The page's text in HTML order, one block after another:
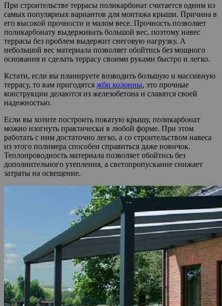
При строительстве террасы поликарбонат считается одним из
самых популярных вариантов для монтажа крыши. Причина в
его высокой прочности и малом весе. Прочность позволяет
поликарбонату выдерживать большой вес, поэтому навес
террасы без проблем выдержит снеговую нагрузку. А
небольшой вес материала позволяет обойтись без мощного
основания и сделать террасу своими руками быстро и легко.
Кстати, если вы планируете возводить большую и массивную
террасу, то вам пригодятся жби колонны, это прочные
конструкции делаются из железобетона и славятся своей
надежностью.
Если вы хотите построить покатую крышу, поликарбонат
можно изогнуть практически в любой форме. При этом
работать с ним достаточно легко, а со строительством навеса
из этого полимера способен справиться даже новичок.
Теплопроводность материала позволяет обойтись без
дополнительного утепления, а светопропускание снижает
затраты на освещение.